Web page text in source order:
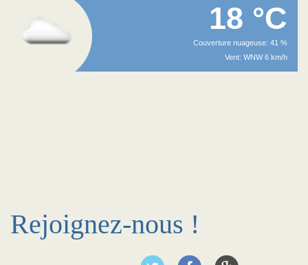
18 °C
Couverture nuageuse: 41 %
Vent: WNW 6 km/h
Rejoignez-nous !